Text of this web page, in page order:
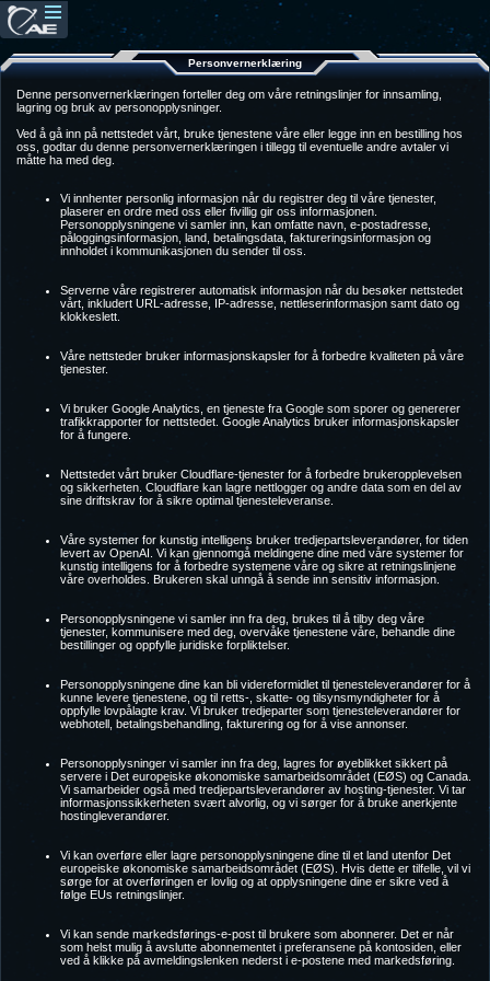
Personvernerklæring
Denne personvernerklæringen forteller deg om våre retningslinjer for innsamling,
lagring og bruk av personopplysninger.
Ved å gå inn på nettstedet vårt, bruke tjenestene våre eller legge inn en bestilling hos
oss, godtar du denne personvernerklæringen i tillegg til eventuelle andre avtaler vi
måtte ha med deg.
Vi innhenter personlig informasjon når du registrer deg til våre tjenester,
plaserer en ordre med oss eller fivillig gir oss informasjonen.
Personopplysningene vi samler inn, kan omfatte navn, e-postadresse,
påloggingsinformasjon, land, betalingsdata, faktureringsinformasjon og
innholdet i kommunikasjonen du sender til oss.
Serverne våre registrerer automatisk informasjon når du besøker nettstedet
vårt, inkludert URL-adresse, IP-adresse, nettleserinformasjon samt dato og
klokkeslett.
Våre nettsteder bruker informasjonskapsler for å forbedre kvaliteten på våre
tjenester.
Vi bruker Google Analytics, en tjeneste fra Google som sporer og genererer
trafikkrapporter for nettstedet. Google Analytics bruker informasjonskapsler
for å fungere.
Nettstedet vårt bruker Cloudflare-tjenester for å forbedre brukeropplevelsen
og sikkerheten. Cloudflare kan lagre nettlogger og andre data som en del av
sine driftskrav for å sikre optimal tjenesteleveranse.
Våre systemer for kunstig intelligens bruker tredjepartsleverandører, for tiden
levert av OpenAI. Vi kan gjennomgå meldingene dine med våre systemer for
kunstig intelligens for å forbedre systemene våre og sikre at retningslinjene
våre overholdes. Brukeren skal unngå å sende inn sensitiv informasjon.
Personopplysningene vi samler inn fra deg, brukes til å tilby deg våre
tjenester, kommunisere med deg, overvåke tjenestene våre, behandle dine
bestillinger og oppfylle juridiske forpliktelser.
Personopplysningene dine kan bli videreformidlet til tjenesteleverandører for å
kunne levere tjenestene, og til retts-, skatte- og tilsynsmyndigheter for å
oppfylle lovpålagte krav. Vi bruker tredjeparter som tjenesteleverandører for
webhotell, betalingsbehandling, fakturering og for å vise annonser.
Personopplysninger vi samler inn fra deg, lagres for øyeblikket sikkert på
servere i Det europeiske økonomiske samarbeidsområdet (EØS) og Canada.
Vi samarbeider også med tredjepartsleverandører av hosting-tjenester. Vi tar
informasjonssikkerheten svært alvorlig, og vi sørger for å bruke anerkjente
hostingleverandører.
Vi kan overføre eller lagre personopplysningene dine til et land utenfor Det
europeiske økonomiske samarbeidsområdet (EØS). Hvis dette er tilfelle, vil vi
sørge for at overføringen er lovlig og at opplysningene dine er sikre ved å
følge EUs retningslinjer.
Vi kan sende markedsførings-e-post til brukere som abonnerer. Det er når
som helst mulig å avslutte abonnementet i preferansene på kontosiden, eller
ved å klikke på avmeldingslenken nederst i e-postene med markedsføring.